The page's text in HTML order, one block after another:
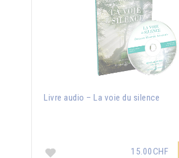
Livre audio – La voie du silence
15.00CHF